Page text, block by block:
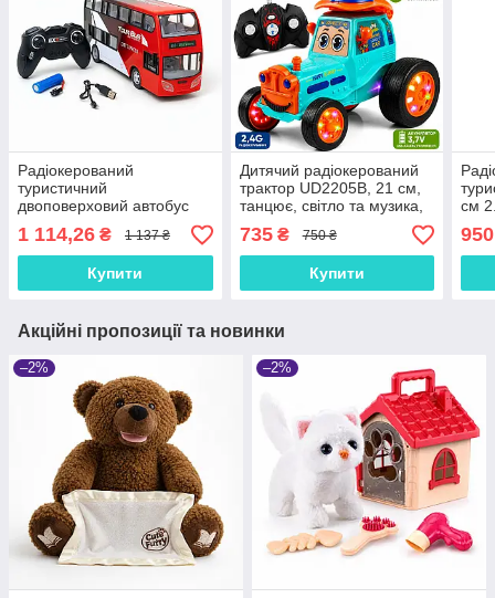
Радіокерований
туристичний
двоповерховий автобус
Tour Bus Red 30 см —
червоний автобус з
пультом 2.4 ГГц, арт. 666-
1 114,26 ₴ 1 137 ₴
Купити
Дитячий радіокерований
трактор UD2205B, 21 см,
танцює, світло та музика,
акумулятор
735₴ 750 ₴
Купити
см
Bus
Акційні пропозиції та новинки
–2% –2%